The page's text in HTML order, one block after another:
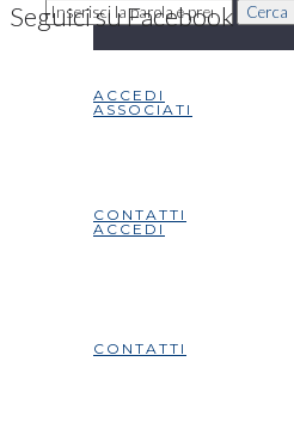
Cerca
ACCEDI
CONTATTI
ASSOCIATI
ACCEDI
CONTATTI
Seguici su Facebook